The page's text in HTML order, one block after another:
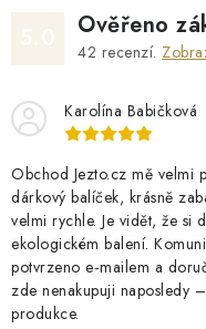
Ověřeno
42 recenzí.
Karolína Babičková
Obchod Jezto.cz mě velmi
dárkový balíček, krásně
velmi rychle. Je vidět, že si
ekologickém balení.
potvrzeno e‑mailem a
zde nenakupuji naposledy
produkce.